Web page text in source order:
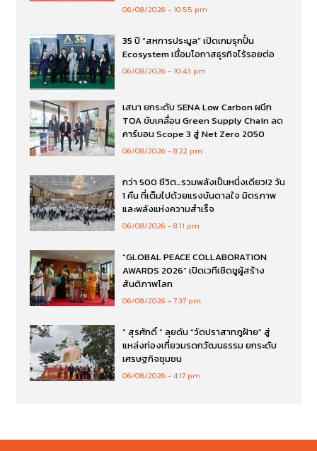
06/08/2026 10:55 pm
35 ปี “สหการประมูล” เปิดเกมรุกปั้น
Ecosystem เชื่อมโอกาสธุรกิจไร้รอยต่อ
06/08/2026 10:43 pm
เสนา ยกระดับ SENA Low Carbon ผนึก
TOA ขับเคลื่อน Green Supply Chain ลด
คาร์บอน Scope 3 สู่ Net Zero 2050
06/08/2026 8:22 pm
กว่า 500 ชีวิต…รวมพลังเป็นหนึ่งเดียว!2 วัน
1 คืน ที่เต็มไปด้วยแรงบันดาลใจ มิตรภาพ
และพลังแห่งความสำเร็จ
06/08/2026 8:11 pm
“GLOBAL PEACE COLLABORATION
AWARDS 2026” เปิดเวทีเชิดชูผู้สร้าง
สันติภาพโลก
06/08/2026 7:37 pm
“ สุรศักดิ์ ” ลุยดัน “วัดปราสาทภูฝ้าย” สู่
แหล่งท่องเที่ยวมรดกวัฒนธรรม ยกระดับ
เศรษฐกิจชุมชน
06/08/2026 4:17 pm